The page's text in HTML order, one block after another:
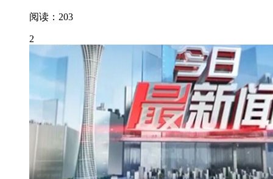
阅读：203
2